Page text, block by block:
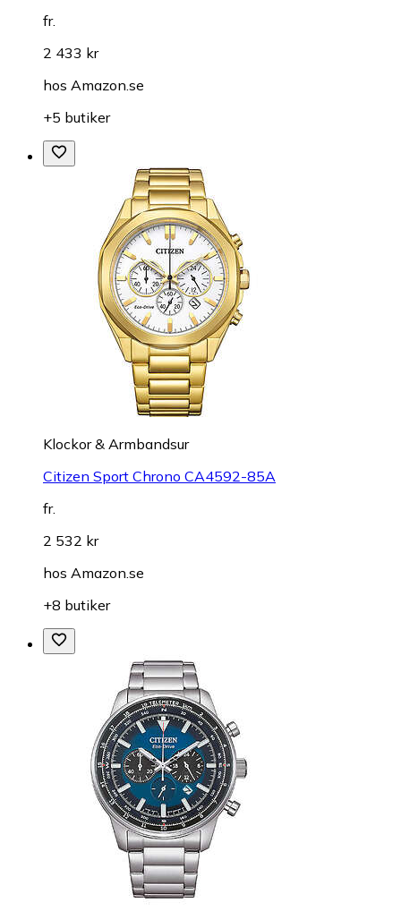
fr.
2 433 kr
hos Amazon.se
+5 butiker
Klockor & Armbandsur
Citizen Sport Chrono CA4592-85A
fr.
2 532 kr
hos Amazon.se
+8 butiker